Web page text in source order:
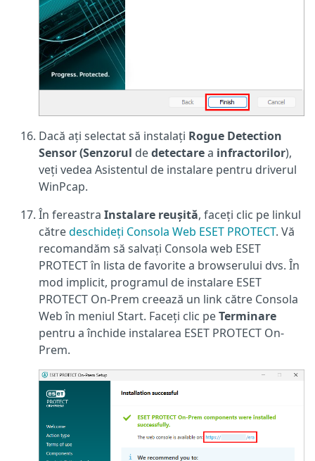
Dacă ați selectat să instalați Rogue Detection
Sensor (Senzorul dedetectarea infractorilor),
veți vedea Asistentul de instalare pentru driverul
WinPcap.
În fereastra Instalare reușită, faceți clic pe linkul
cătredeschideți Consola Web ESET PROTECT. Vă
recomandăm să salvați Consola web ESET
PROTECT în lista de favorite a browserului dvs. În
mod implicit, programul de instalare ESET
PROTECT On-Prem creează un link către Consola
Web în meniul Start. Faceți clic peTerminare
pentru a închide instalarea ESET PROTECT On-
Prem.